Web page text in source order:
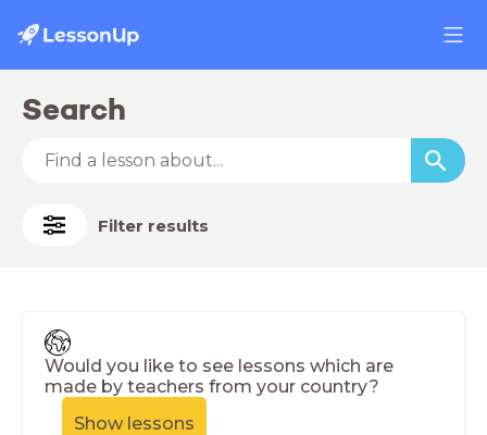
Search
Filter results
Would you like to see lessons which are
made by teachers from your country?
Show lessons